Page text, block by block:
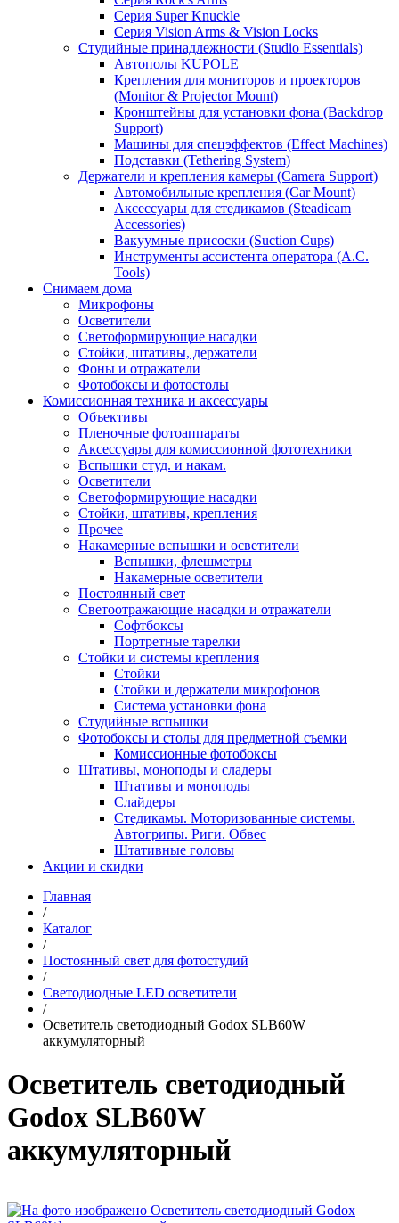
Серия Super Knuckle
Серия Vision Arms & Vision Locks
Студийные принадлежности (Studio Essentials)
Автополы KUPOLE
Крепления для мониторов и проекторов
(Monitor & Projector Mount)
Кронштейны для установки фона (Backdrop
Support)
Машины для спецэффектов (Effect Machines)
Подставки (Tethering System)
Держатели и крепления камеры (Camera Support)
Автомобильные крепления (Car Mount)
Аксессуары для стедикамов (Steadicam
Accessories)
Вакуумные присоски (Suction Cups)
Инструменты ассистента оператора (A.C.
Tools)
Снимаем дома
Микрофоны
Осветители
Светоформирующие насадки
Стойки, штативы, держатели
Фоны и отражатели
Фотобоксы и фотостолы
Комиссионная техника и аксессуары
Объективы
Пленочные фотоаппараты
Аксессуары для комиссионной фототехники
Вспышки студ. и накам.
Осветители
Светоформирующие насадки
Стойки, штативы, крепления
Прочее
Накамерные вспышки и осветители
Вспышки, флешметры
Накамерные осветители
Постоянный свет
Светоотражающие насадки и отражатели
Софтбоксы
Портретные тарелки
Стойки и системы крепления
Стойки
Стойки и держатели микрофонов
Система установки фона
Студийные вспышки
Фотобоксы и столы для предметной съемки
Комиссионные фотобоксы
Штативы, моноподы и сладеры
Штативы и моноподы
Слайдеры
Стедикамы. Моторизованные системы.
Автогрипы. Риги. Обвес
Штативные головы
Акции и скидки
Главная
/
Каталог
/
Постоянный свет для фотостудий
/
Светодиодные LED осветители
/
Осветитель светодиодный Godox SLB60W
аккумуляторный
Осветитель светодиодный
Godox SLB60W
аккумуляторный